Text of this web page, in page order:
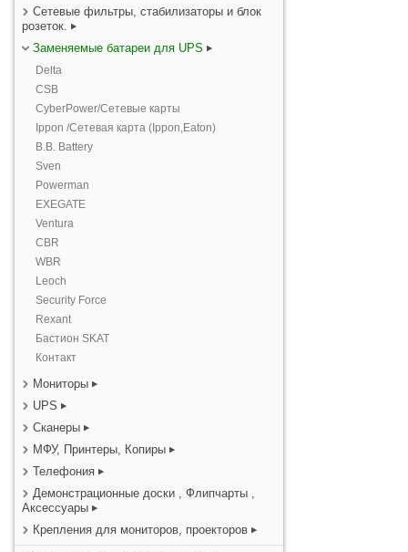
Сетевые фильтры, стабилизаторы и блок
розеток.
Заменяемые батареи для UPS
Delta
CSB
CyberPower/Сетевые карты
Ippon /Сетевая карта (Ippon,Eaton)
B.B. Battery
Sven
Powerman
EXEGATE
Ventura
CBR
WBR
Leoch
Security Force
Rexant
Бастион SKAT
Контакт
Мониторы
UPS
Сканеры
МФУ, Принтеры, Копиры
Телефония
Демонстрационные доски , Флипчарты ,
Аксессуары
Крепления для мониторов, проекторов